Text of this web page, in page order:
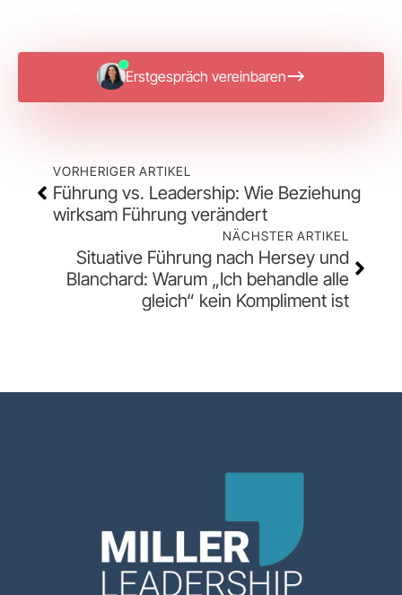
Erstgespräch vereinbaren
VORHERIGER ARTIKEL
Führung vs. Leadership: Wie Beziehung
wirksam Führung verändert
NÄCHSTER ARTIKEL
Situative Führung nach Hersey und
Blanchard: Warum „Ich behandle alle
gleich“ kein Kompliment ist